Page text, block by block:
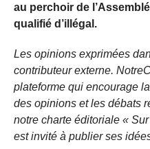
au perchoir de
qualifié d’illégal.
Les opinions exprimées
contributeur externe.
plateforme qui encourage
des opinions et les débats
notre charte éditoriale «
est invité à publier ses